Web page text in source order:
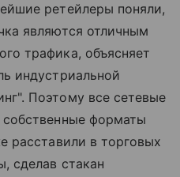
ретейлеры поняли,
являются отличным
трафика, объясняет
индустриальной
Поэтому все сетевые
собственные форматы
расставили в торговых
сделав стакан